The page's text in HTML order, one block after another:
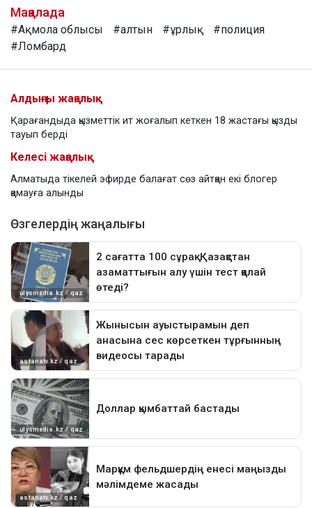
Мақалада
#Ақмола облысы #алтын #ұрлық
#полиция
#Ломбард
Алдыңғы жаңалық
Қарағандыда қызметтік ит жоғалып кеткен 18 жастағы қызды
тауып берді
Келесі жаңалық
Алматыда тікелей эфирде балағат сөз айтқан екі блогер
қамауға алынды